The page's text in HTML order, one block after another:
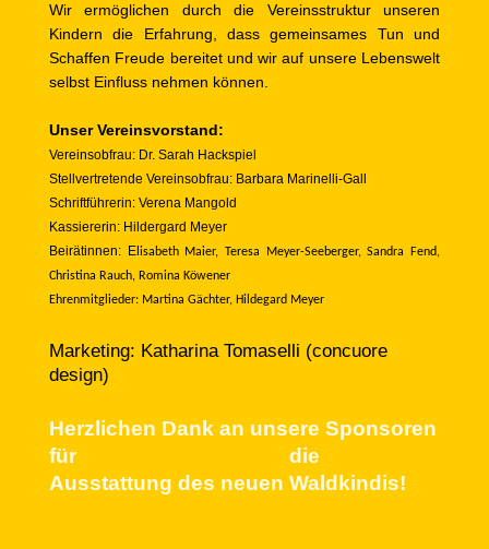
Wir ermöglichen durch die Vereinsstruktur unseren
Kindern die Erfahrung, dass gemeinsames Tun und
Schaffen Freude bereitet und wir auf unsere Lebenswelt
selbst Einfluss nehmen können.
Unser Vereinsvorstand:
Vereinsobfrau: Dr. Sarah Hackspiel
Stellvertretende Vereinsobfrau: Barbara Marinelli-Gall
Schriftführerin: Verena Mangold
Kassiererin: Hildergard Meyer
Beirätinnen: Elisabeth Maier, Teresa Meyer-Seeberger, Sandra Fend,
Christina Rauch, Romina Köwener
Ehrenmitglieder: Martina Gächter, Hildegard Meyer
Marketing: Katharina Tomaselli (concuore
design)
Herzlichen Dank an unsere Sponsoren
für die
Ausstattung des neuen Waldkindis!